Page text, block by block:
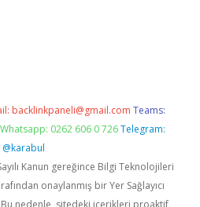
backlinkpaneli@gmail.com Teams:
Whatsapp: 0262 606 0 726 Telegram:
@karabul
Kanun gereğince Bilgi Teknolojileri
onaylanmış bir Yer Sağlayıcı
nedenle, sitedeki içerikleri proaktif